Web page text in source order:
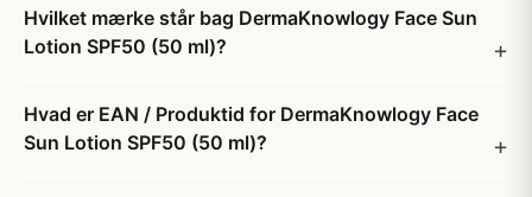
Hvilket mærke står bag DermaKnowlogy Face Sun
Lotion SPF50 (50 ml)?
Hvad er EAN / Produktid for DermaKnowlogy Face
Sun Lotion SPF50 (50 ml)?